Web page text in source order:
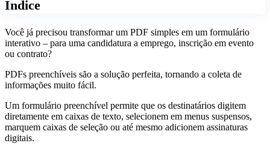
Índice
Você já precisou transformar um PDF simples em um formulário
interativo – para uma candidatura a emprego, inscrição em evento
ou contrato?
PDFs preenchíveis são a solução perfeita, tornando a coleta de
informações muito fácil.
Um formulário preenchível permite que os destinatários digitem
diretamente em caixas de texto, selecionem em menus suspensos,
marquem caixas de seleção ou até mesmo adicionem assinaturas
digitais.